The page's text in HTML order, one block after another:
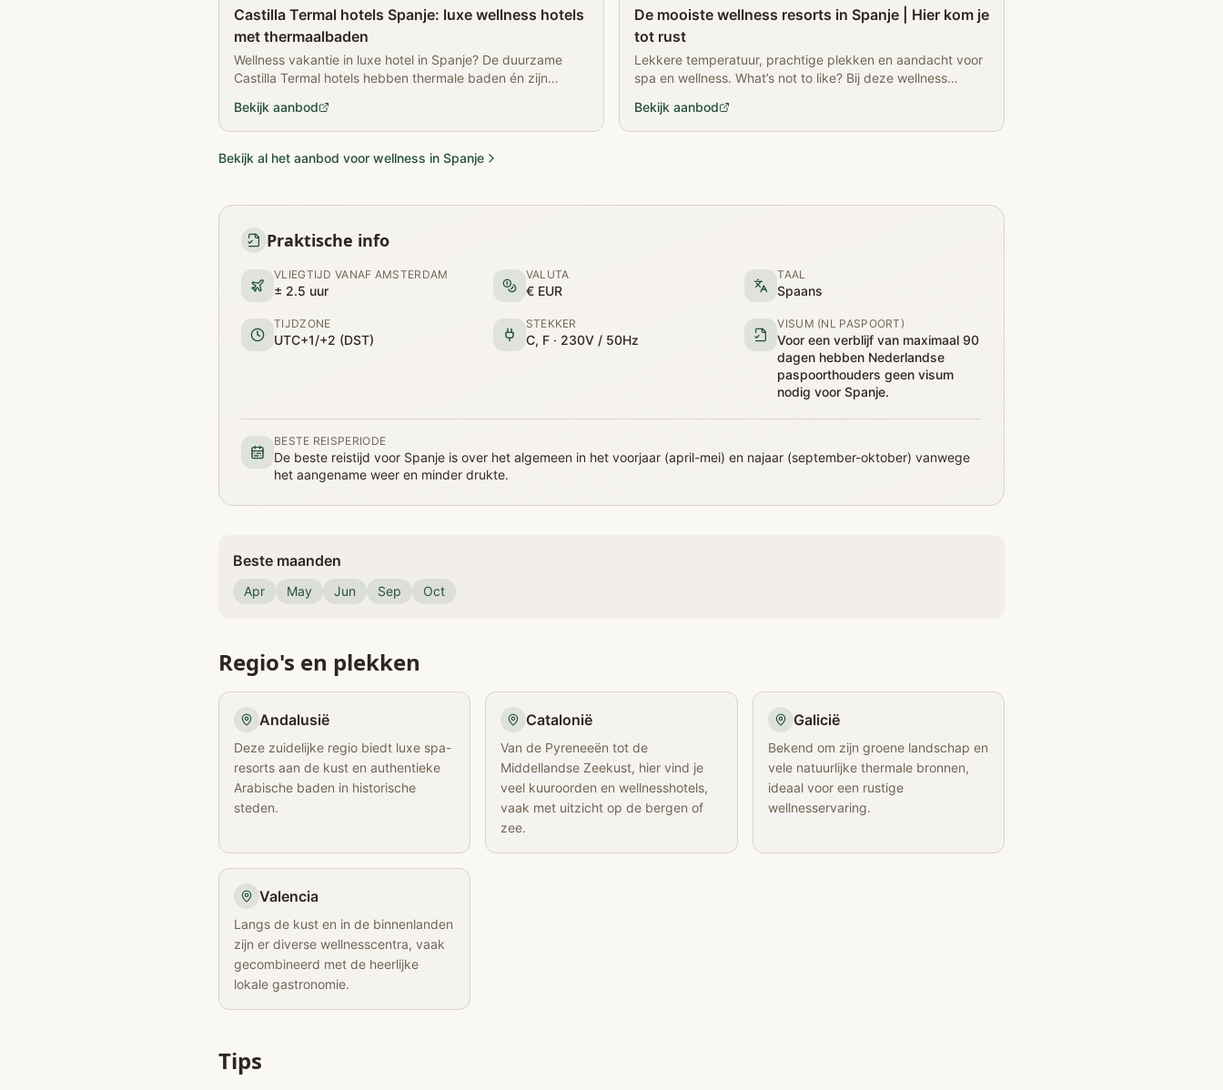
Castilla Termal hotels Spanje: luxe wellness hotels
met thermaalbaden
Wellness vakantie in luxe hotel in Spanje? De duurzame
Castilla Termal hotels hebben thermale baden én zijn
Bekijk aanbod
De mooiste wellness resorts in Spanje | Hier kom je
tot rust
Lekkere temperatuur, prachtige plekken en aandacht voor
spa en wellness. What’s not to like? Bij deze wellness
Bekijk aanbod
Bekijk al het aanbod voor wellness in Spanje
Praktische info
VLIEGTIJD VANAF AMSTERDAM
± 2.5 uur
VALUTA
€ EUR
TAAL
Spaans
TIJDZONE
UTC+1/+2 (DST)
STEKKER
C, F · 230V / 50Hz
VISUM (NL PASPOORT)
Voor een verblijf van maximaal 90
dagen hebben Nederlandse
paspoorthouders geen visum
nodig voor Spanje.
BESTE REISPERIODE
De beste reistijd voor Spanje is over het algemeen in het voorjaar (april-mei) en najaar (september-oktober) vanwege
het aangename weer en minder drukte.
Beste maanden
Apr May Jun Sep Oct
Regio's en plekken
Andalusië
Deze zuidelijke regio biedt luxe spa-
resorts aan de kust en authentieke
Arabische baden in historische
steden.
Catalonië
Van de Pyreneeën tot de
Middellandse Zeekust, hier vind je
veel kuuroorden en wellnesshotels,
vaak met uitzicht op de bergen of
zee.
Galicië
Bekend om zijn groene landschap en
vele natuurlijke thermale bronnen,
ideaal voor een rustige
wellnesservaring.
Valencia
Langs de kust en in de binnenlanden
zijn er diverse wellnesscentra, vaak
gecombineerd met de heerlijke
lokale gastronomie.
Tips